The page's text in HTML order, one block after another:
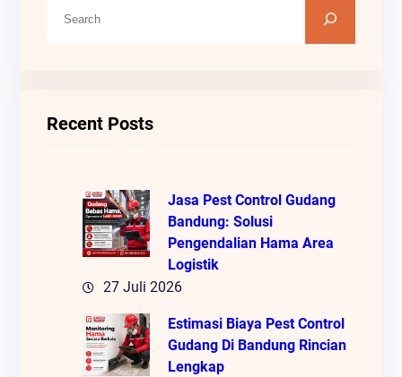
Recent Posts
Jasa Pest Control Gudang
Bandung: Solusi
Pengendalian Hama Area
Logistik
27 Juli 2026
Estimasi Biaya Pest Control
Gudang Di Bandung Rincian
Lengkap